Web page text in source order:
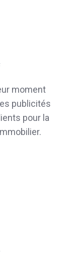
moment
publicités
pour la